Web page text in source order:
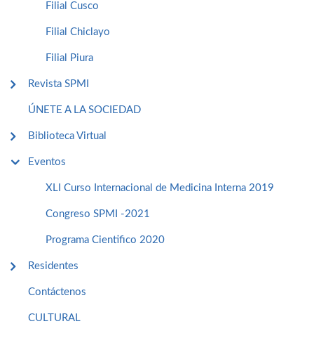
Filial Cusco
Filial Chiclayo
Filial Piura
Revista SPMI
ÚNETE A LA SOCIEDAD
Biblioteca Virtual
Eventos
XLI Curso Internacional de Medicina Interna 2019
Congreso SPMI -2021
Programa Cientifico 2020
Residentes
Contáctenos
CULTURAL